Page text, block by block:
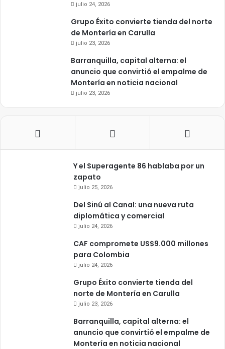
julio 24, 2026
Grupo Éxito convierte tienda del norte
de Montería en Carulla
julio 23, 2026
Barranquilla, capital alterna: el
anuncio que convirtió el empalme de
Montería en noticia nacional
julio 23, 2026
Y el Superagente 86 hablaba por un
zapato
julio 25, 2026
Del Sinú al Canal: una nueva ruta
diplomática y comercial
julio 24, 2026
CAF compromete US$9.000 millones
para Colombia
julio 24, 2026
Grupo Éxito convierte tienda del
norte de Montería en Carulla
julio 23, 2026
Barranquilla, capital alterna: el
anuncio que convirtió el empalme de
Montería en noticia nacional